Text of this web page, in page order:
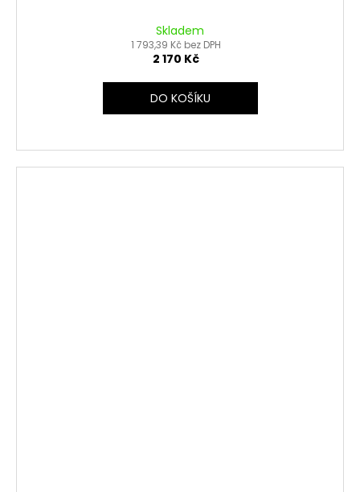
Skladem
1 793,39 Kč bez DPH
2 170 Kč
DO KOŠÍKU